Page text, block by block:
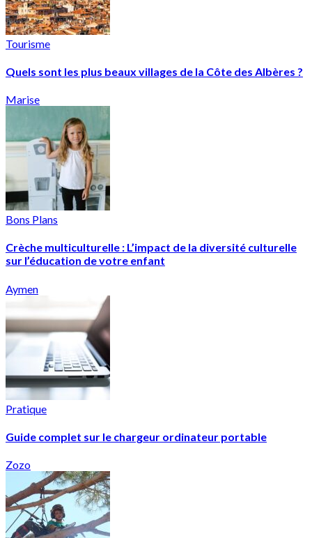
Tourisme
Quels sont les plus beaux villages de la Côte des Albères ?
Marise
Bons Plans
Crèche multiculturelle : L’impact de la diversité culturelle
sur l’éducation de votre enfant
Aymen
Pratique
Guide complet sur le chargeur ordinateur portable
Zozo